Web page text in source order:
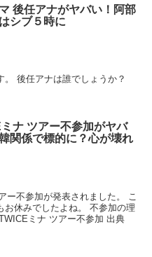
後任アナがヤバい！阿部
シブ５時に
後任アナは誰でしょうか？
ナ ツアー不参加がヤバ
関係で標的に？心が壊れ
ー不参加が発表されました。 こ
お休みでしたよね。 不参加の理
ミナ ツアー不参加 出典